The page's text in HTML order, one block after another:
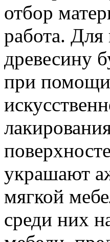
отбор
работа. Для
древесину
при помощи
украшают
мягкой
среди них